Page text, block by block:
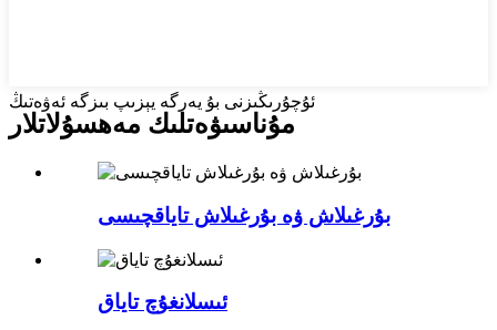
ئۇچۇرىڭىزنى بۇ يەرگە يېزىپ بىزگە ئەۋەتىڭ
مۇناسىۋەتلىك مەھسۇلاتلار
بۇرغىلاش ۋە بۇرغىلاش تاياقچىسى
ئىسلانغۇچ تاياق